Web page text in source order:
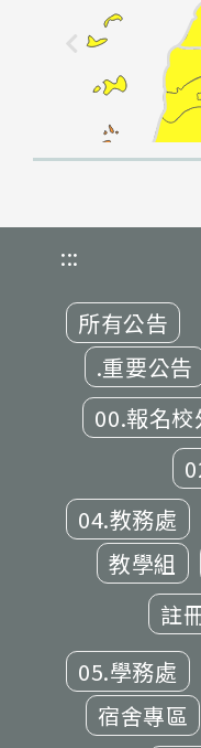
:::
所有公告
.重要公告
00.報名校
04.教務處
教學組
註
05.學務處
宿舍專區